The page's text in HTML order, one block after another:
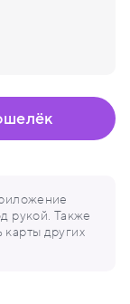
рукой. Также
других